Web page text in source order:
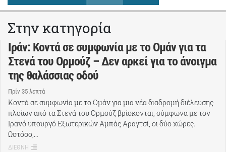
Στην κατηγορία
Ιράν: Κοντά σε συμφωνία με το Ομάν για τα
Στενά του Ορμούζ – Δεν αρκεί για το άνοιγμα
της θαλάσσιας οδού
Πρίν 35 λεπτά
Κοντά σε συμφωνία με το Ομάν για μια νέα διαδρομή διέλευσης
πλοίων από τα Στενά του Ορμούζ βρίσκονται, σύμφωνα με τον
Ιρανό υπουργό Εξωτερικών Αμπάς Αραγτσί, οι δύο χώρες.
Ωστόσο,…
ΔΙΕΘΝΗ